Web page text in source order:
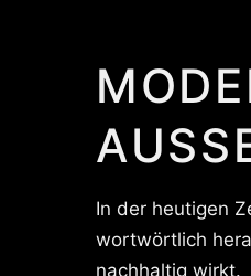
In der heutigen
wortwörtlich
nachhaltig wirkt.